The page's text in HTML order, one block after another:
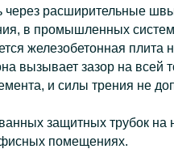
через расширительные
в промышленных
железобетонная
вызывает зазор на
и силы трения не
защитных трубок
помещениях.